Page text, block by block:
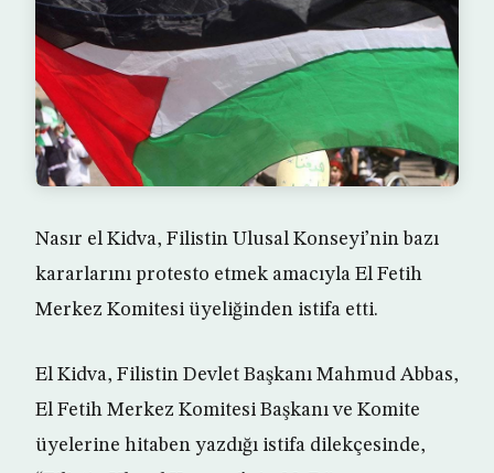
Nasır el Kidva, Filistin Ulusal Konseyi’nin bazı
kararlarını protesto etmek amacıyla El Fetih
Merkez Komitesi üyeliğinden istifa etti.
El Kidva, Filistin Devlet Başkanı Mahmud Abbas,
El Fetih Merkez Komitesi Başkanı ve Komite
üyelerine hitaben yazdığı istifa dilekçesinde,